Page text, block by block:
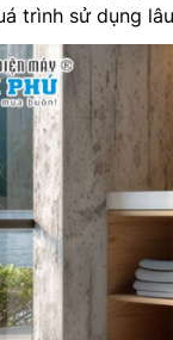
trình sử dụng